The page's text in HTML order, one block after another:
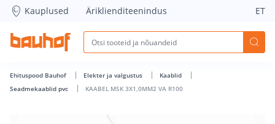
KAABEL MSK 3X1,0MM2 VA R100 - Bauhof has loaded
Kauplused Äriklienditeenindus ET
Ehituspood Bauhof Elekter ja valgustus
Kaablid
Seadmekaablid pvc
KAABEL MSK 3X1,0MM2 VA R100